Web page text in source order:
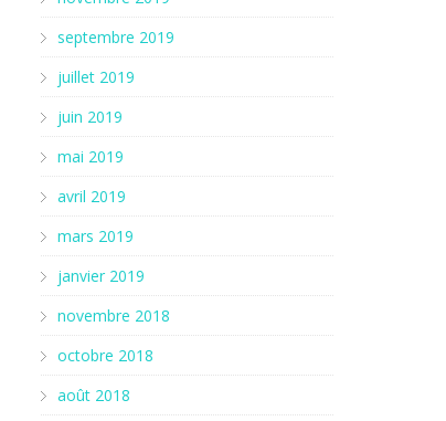
septembre 2019
juillet 2019
juin 2019
mai 2019
avril 2019
mars 2019
janvier 2019
novembre 2018
octobre 2018
août 2018